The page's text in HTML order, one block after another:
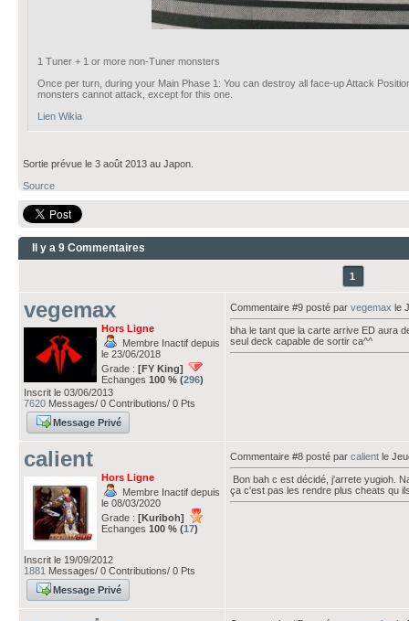
1 Tuner + 1 or more non-Tuner monsters
Once per turn, during your Main Phase 1: You can destroy all face-up Attack
monsters cannot attack, except for this one.
Lien Wikia
Sortie prévue le 3 août 2013 au Japon.
Source
Il y a 9 Commentaires
1
vegemax
Hors Ligne
Membre Inactif depuis
le 23/06/2018
Grade : [FY King]
Echanges 100 % (296)
Inscrit le 03/06/2013
7620 Messages/ 0 Contributions/ 0 Pts
Message Privé
Commentaire #9 posté par vegemax le
bha le tant que la carte arrive ED aura
seul deck capable de sortir ca^^
calient
Hors Ligne
Membre Inactif depuis
le 08/03/2020
Grade : [Kuriboh]
Echanges 100 % (17)
Inscrit le 19/09/2012
1881 Messages/ 0 Contributions/ 0 Pts
Message Privé
Commentaire #8 posté par calient le
Bon bah c est décidé, j'arrete yugioh.
ça c'est pas les rendre plus cheats qu